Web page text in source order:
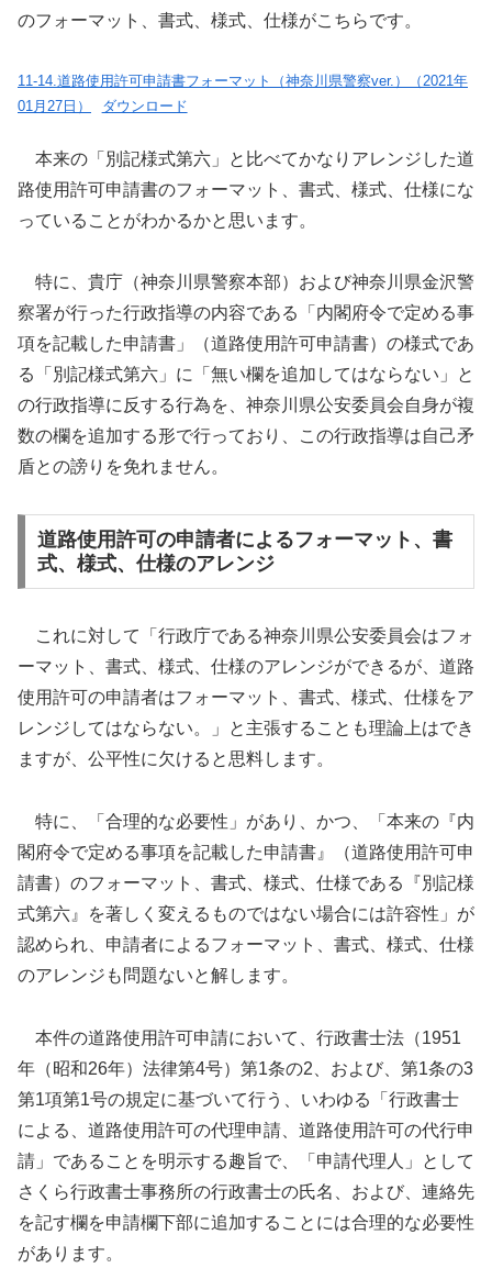
のフォーマット、書式、様式、仕様がこちらです。
11-14.道路使用許可申請書フォーマット（神奈川県警察ver.）（2021年
01月27日）
ダウンロード
本来の「別記様式第六」と比べてかなりアレンジした道
路使用許可申請書のフォーマット、書式、様式、仕様にな
っていることがわかるかと思います。
特に、貴庁（神奈川県警察本部）および神奈川県金沢警
察署が行った行政指導の内容である「内閣府令で定める事
項を記載した申請書」（道路使用許可申請書）の様式であ
る「別記様式第六」に「無い欄を追加してはならない」と
の行政指導に反する行為を、神奈川県公安委員会自身が複
数の欄を追加する形で行っており、この行政指導は自己矛
盾との謗りを免れません。
道路使用許可の申請者によるフォーマット、書
式、様式、仕様のアレンジ
これに対して「行政庁である神奈川県公安委員会はフォ
ーマット、書式、様式、仕様のアレンジができるが、道路
使用許可の申請者はフォーマット、書式、様式、仕様をア
レンジしてはならない。」と主張することも理論上はでき
ますが、公平性に欠けると思料します。
特に、「合理的な必要性」があり、かつ、「本来の『内
閣府令で定める事項を記載した申請書』（道路使用許可申
請書）のフォーマット、書式、様式、仕様である『別記様
式第六』を著しく変えるものではない場合には許容性」が
認められ、申請者によるフォーマット、書式、様式、仕様
のアレンジも問題ないと解します。
本件の道路使用許可申請において、行政書士法（1951
年（昭和26年）法律第4号）第1条の2、および、第1条の3
第1項第1号の規定に基づいて行う、いわゆる「行政書士
による、道路使用許可の代理申請、道路使用許可の代行申
請」であることを明示する趣旨で、「申請代理人」として
さくら行政書士事務所の行政書士の氏名、および、連絡先
を記す欄を申請欄下部に追加することには合理的な必要性
があります。